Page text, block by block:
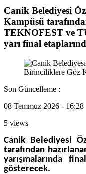
Canik Belediyesi
Kampüsü
TEKNOFEST ve
yarı final
Son Güncelleme :
08 Temmuz 2026 - 16:28
5 views
Canik Belediyesi
tarafından
yarışmalarında
gösterecek.